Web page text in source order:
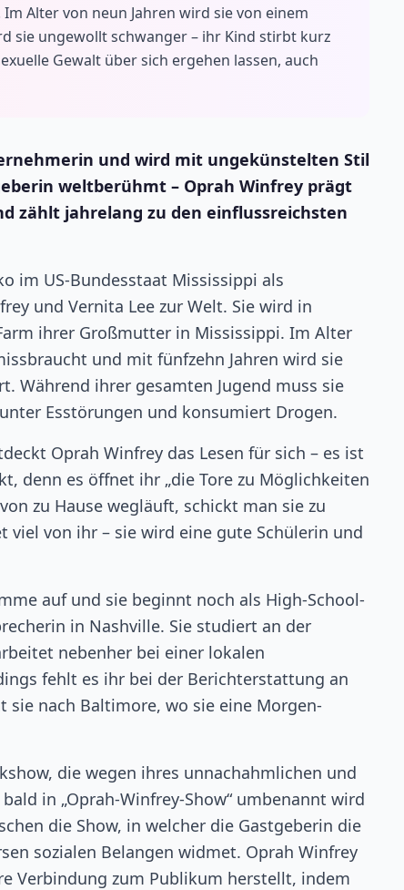
Alter von neun Jahren wird sie von einem
sie ungewollt schwanger – ihr Kind stirbt kurz
Gewalt über sich ergehen lassen, auch
und wird mit ungekünstelten Stil
weltberühmt – Oprah Winfrey prägt
zählt jahrelang zu den einflussreichsten
im US-Bundesstaat Mississippi als
und Vernita Lee zur Welt. Sie wird in
ihrer Großmutter in Mississippi. Im Alter
und mit fünfzehn Jahren wird sie
Während ihrer gesamten Jugend muss sie
Esstörungen und konsumiert Drogen.
Oprah Winfrey das Lesen für sich – es ist
denn es öffnet ihr „die Tore zu Möglichkeiten
zu Hause wegläuft, schickt man sie zu
von ihr – sie wird eine gute Schülerin und
auf und sie beginnt noch als High-School-
in Nashville. Sie studiert an der
nebenher bei einer lokalen
fehlt es ihr bei der Berichterstattung an
nach Baltimore, wo sie eine Morgen-
die wegen ihres unnachahmlichen und
in „Oprah-Winfrey-Show“ umbenannt wird
die Show, in welcher die Gastgeberin die
sozialen Belangen widmet. Oprah Winfrey
Verbindung zum Publikum herstellt, indem